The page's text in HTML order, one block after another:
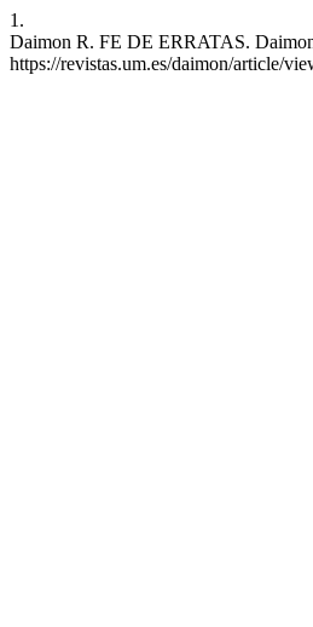
1.
Daimon R. FE DE ERRATAS.
https://revistas.um.es/daimon/article/